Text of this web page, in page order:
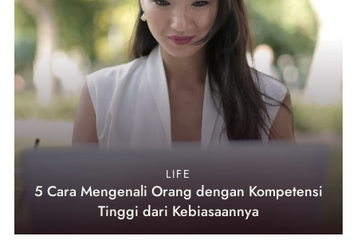
LIFE
5 Cara Mengenali Orang dengan Kompetensi
Tinggi dari Kebiasaannya